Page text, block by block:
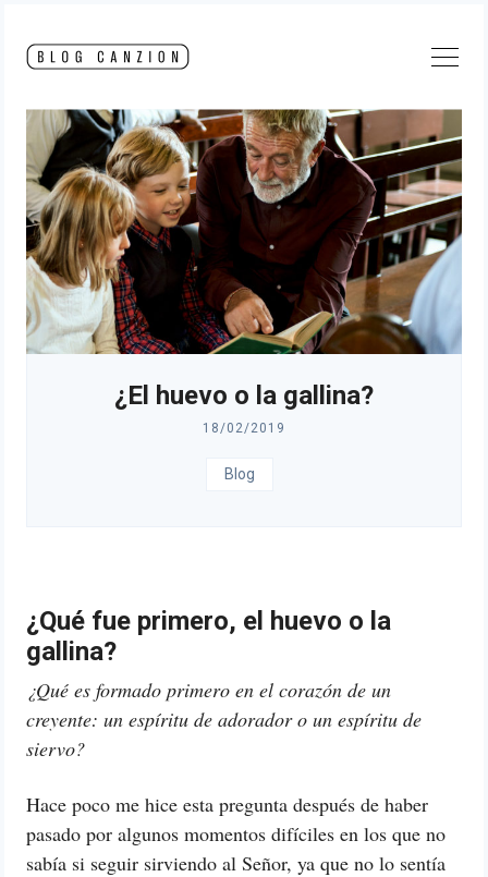
content
¿El huevo o la gallina?
18/02/2019
Blog
¿Qué fue primero, el huevo o la
gallina?
¿Qué es formado primero en el corazón de un
creyente: un espíritu de adorador o un espíritu de
siervo?
Hace poco me hice esta pregunta después de haber
pasado por algunos momentos difíciles en los que no
sabía si seguir sirviendo al Señor, ya que no lo sentía